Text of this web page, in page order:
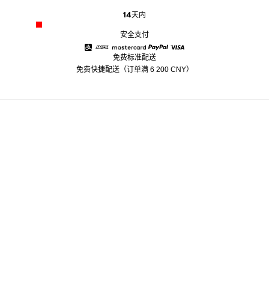
14天内
安全支付
American Express
Mastercard
免费标准配送
免费快捷配送（订单满 6 200 CNY）